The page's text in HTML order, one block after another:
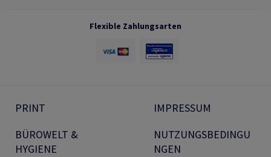
Flexible Zahlungsarten
PRINT
BÜROWELT &
HYGIENE
IMPRESSUM
NUTZUNGSBEDINGU
NGEN